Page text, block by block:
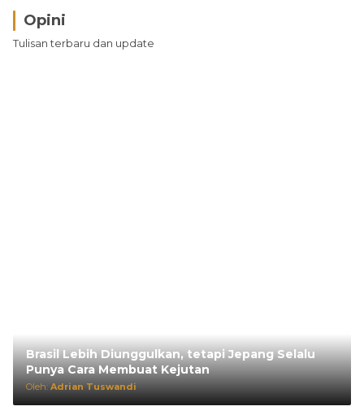
Opini
Tulisan terbaru dan update
Brasil Lebih Diunggulkan, tetapi Jepang Selalu
Punya Cara Membuat Kejutan
Oleh: Adrian Tuswandi